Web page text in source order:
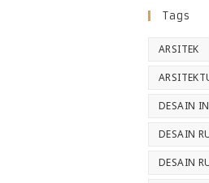
Tags
ARSITEK
DESAIN
DESAIN
DESAIN